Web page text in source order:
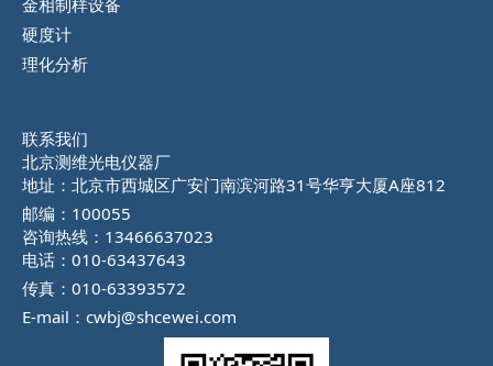
硬度计
理化分析
联系我们
北京测维光电仪器厂
地址：北京市西城区广安门南滨河路31号华亨大厦A座812
邮编：100055
咨询热线：13466637023
电话：010-63437643
传真：010-63393572
E-mail：cwbj@shcewei.com